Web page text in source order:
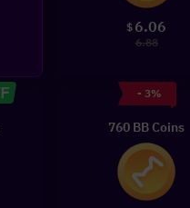
$ 6.06
6.88
- 3%
760 BB Coins